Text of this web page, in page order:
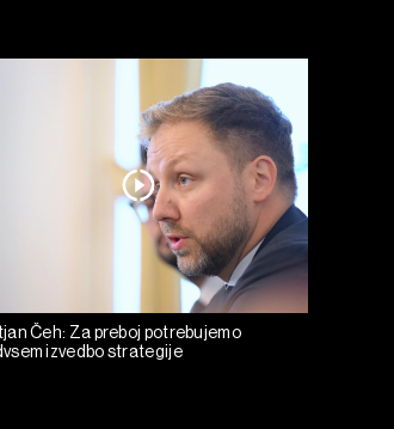
Čeh: Za preboj potrebujemo
izvedbo strategije